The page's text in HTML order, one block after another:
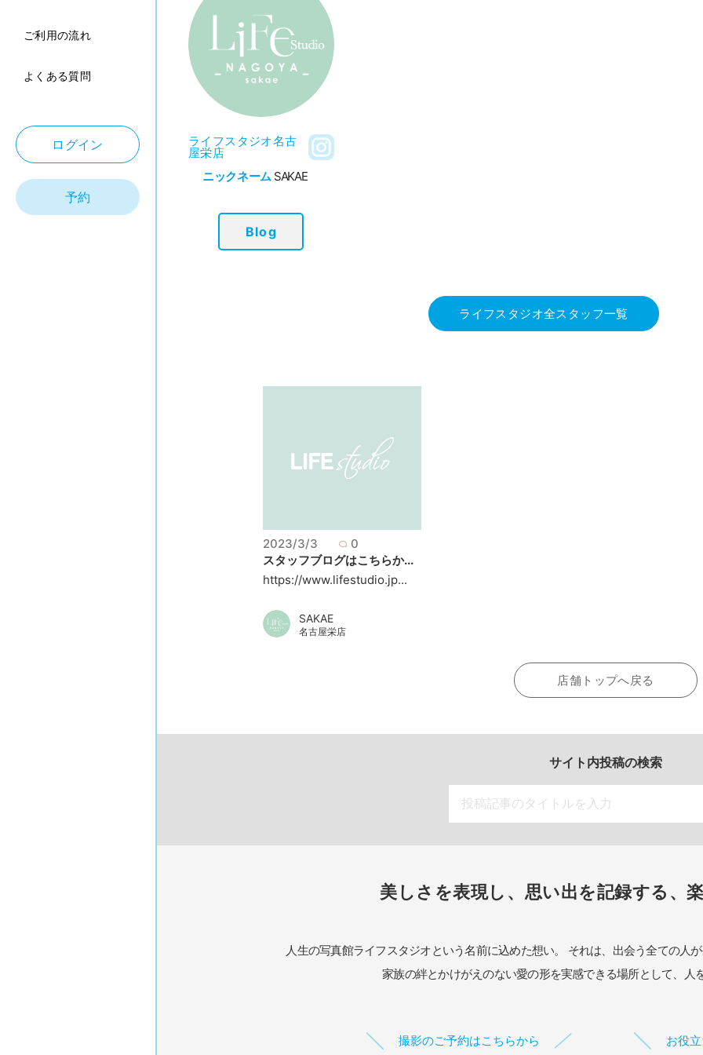
ご利用の流れ
よくある質問
ログイン
予約
ライフスタジオ名古
屋栄店
ニックネーム SAKAE
Blog
ライフスタジオ全スタッフ一覧
2023/3/3
0
スタッフブログはこちらか...
https://www.lifestudio.jp...
SAKAE
名古屋栄店
店舗トップへ戻る
サイト内投稿の検索
美しさを表現し、思い出を記録する、
人生の写真館ライフスタジオという名前に込めた想い。
それは、出会う全ての人
家族の絆とかけがえのない愛の形を実感できる場所として、
人
撮影のご予約はこちらから お役